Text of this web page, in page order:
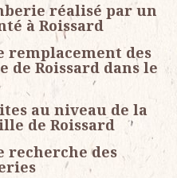
réalisé par un
à Roissard
remplacement des
Roissard dans le
au niveau de la
de Roissard
recherche des